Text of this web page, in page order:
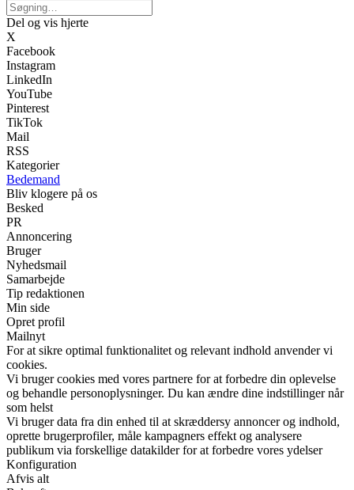
Del og vis hjerte
X
Facebook
Instagram
LinkedIn
YouTube
Pinterest
TikTok
Mail
RSS
Kategorier
Bedemand
Bliv klogere på os
Besked
PR
Annoncering
Bruger
Nyhedsmail
Samarbejde
Tip redaktionen
Min side
Opret profil
Mailnyt
For at sikre optimal funktionalitet og relevant indhold anvender vi
cookies.
Vi bruger cookies med vores partnere for at forbedre din oplevelse
og behandle personoplysninger. Du kan ændre dine indstillinger når
som helst
Vi bruger data fra din enhed til at skræddersy annoncer og indhold,
oprette brugerprofiler, måle kampagners effekt og analysere
publikum via forskellige datakilder for at forbedre vores ydelser
Konfiguration
Afvis alt